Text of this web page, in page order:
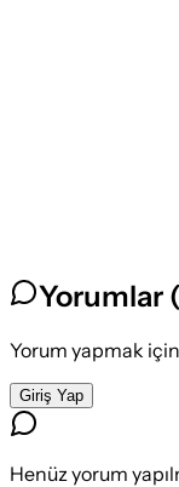
Yorumlar (
Yorum yapmak için
Giriş Yap
Henüz yorum